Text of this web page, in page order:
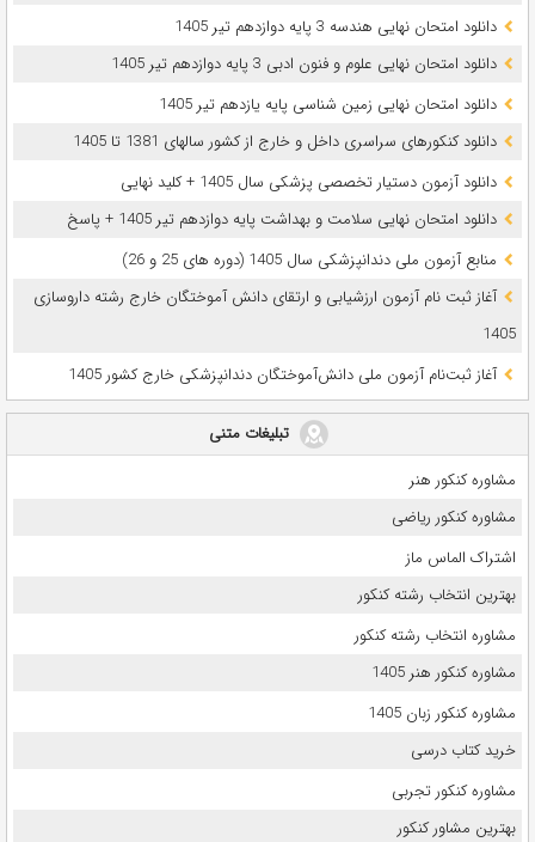
دانلود امتحان نهایی هندسه 3 پایه دوازدهم تیر 1405
دانلود امتحان نهایی علوم و فنون ادبی 3 پایه دوازدهم تیر 1405
دانلود امتحان نهایی زمین شناسی پایه یازدهم تیر 1405
دانلود کنکورهای سراسری داخل و خارج از کشور سالهای 1381 تا 1405
دانلود آزمون دستیار تخصصی پزشکی سال 1405 + کلید نهایی
دانلود امتحان نهایی سلامت و بهداشت پایه دوازدهم تیر 1405 + پاسخ
ﻣﻨﺎﺑﻊ آزﻣﻮن ﻣﻠﯽ دندانپزشکی سال 1405 (دوره های 25 و 26)
آغاز ثبت نام آزمون‌ ارزشیابی و ارتقای دانش آموختگان خارج رشته داروسازی
1405
آغاز ثبت‌نام آزمون ملی دانش‌آموختگان دندانپزشکی خارج کشور 1405
تبلیغات متنی
مشاوره کنکور هنر
مشاوره کنکور ریاضی
اشتراک الماس ماز
بهترین انتخاب رشته کنکور
مشاوره انتخاب رشته کنکور
مشاوره کنکور هنر 1405
مشاوره کنکور زبان 1405
خرید کتاب درسی
مشاوره کنکور تجربی
بهترین مشاور کنکور